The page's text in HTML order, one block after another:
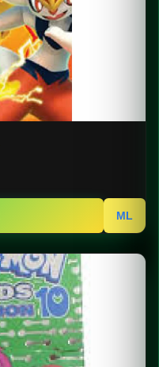
ML